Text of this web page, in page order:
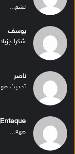
تشغ...
يوسف
شكرا
ناصر
تحديث
ههه...